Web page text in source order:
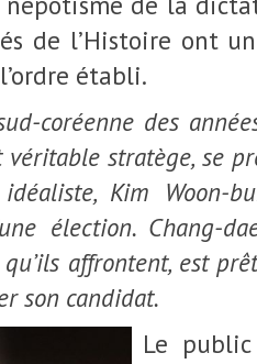
de l’Histoire ont
établi.
coréenne des
stratège, se
Kim Woon-
élection. Chang-
affrontent, est
son candidat.
Le